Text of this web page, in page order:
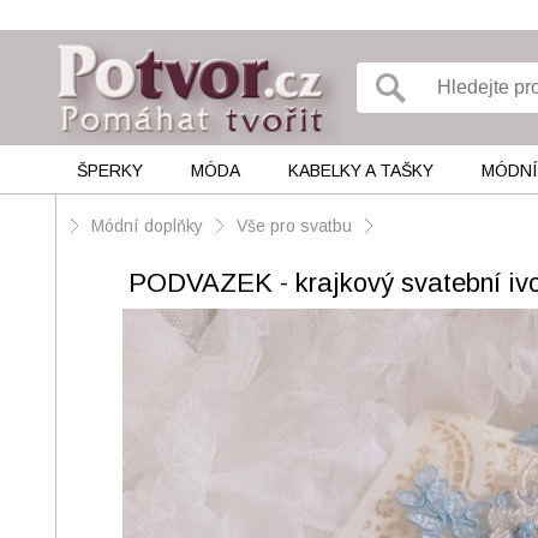
ŠPERKY MÓDA KABELKY A TAŠKY
Módní doplňky Vše pro svatbu
PODVAZEK - krajkový svatební